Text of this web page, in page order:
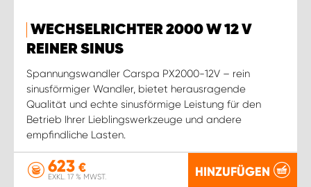
WECHSELRICHTER 2000 W 12 V
REINER SINUS
Spannungswandler Carspa PX2000-12V – rein
sinusförmiger Wandler, bietet herausragende
Qualität und echte sinusförmige Leistung für den
Betrieb Ihrer Lieblingswerkzeuge und andere
empfindliche Lasten.
623 €
EXKL. 17 % MWST. HINZUFÜGEN